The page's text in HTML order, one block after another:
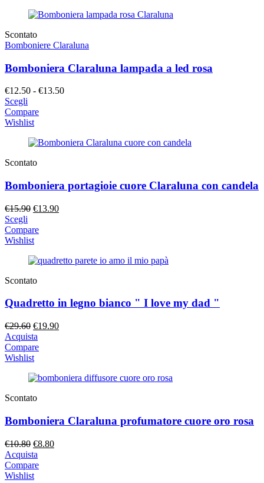
a
Scontato
Bomboniere Claraluna
Bomboniera Claraluna lampada a led rosa
€12.50 - €13.50Fascia
a
Scegli
Compare
Wishlist
Scontato
Bomboniera portagioie cuore Claraluna con candela
€15.90 Il
originale
era:
€13.90Il
Scegli
Compare
Wishlist
Scontato
Quadretto in legno bianco " I love my dad "
€29.60 Il
prezzo
originale
era:
€19.90Il
Acquista
Compare
Wishlist
Scontato
Bomboniera Claraluna profumatore cuore oro rosa
€10.80 Il
prezzo
originale
era:
€8.80Il
Acquista
Compare
Wishlist